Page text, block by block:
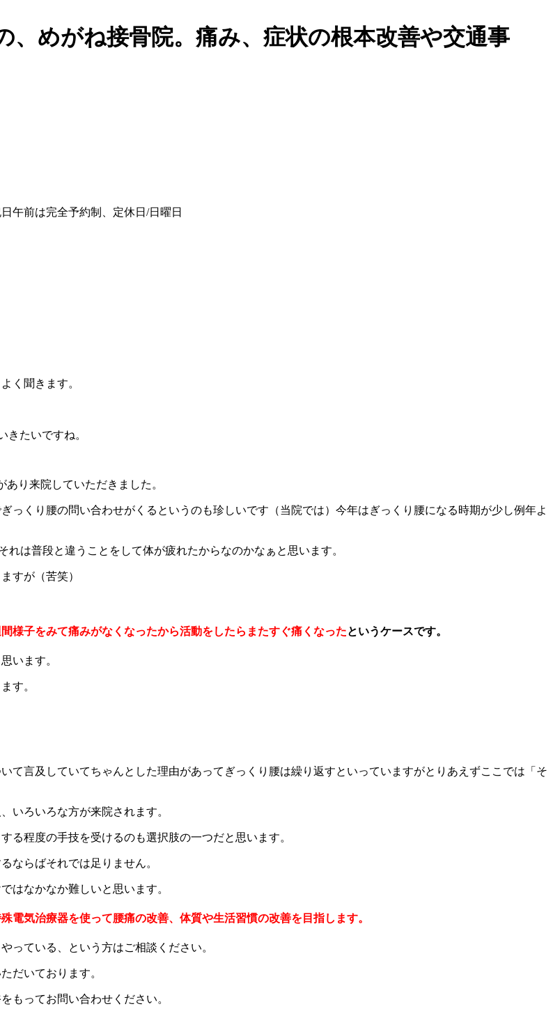
、めがね接骨院。痛み、症状の根本改善や交通事
く聞きます。
きたいですね。
り来院していただきました。
っくり腰の問い合わせがくるというのも珍しいです（当院では）今年はぎっくり腰になる時期が少し例年よ
は普段と違うことをして体が疲れたからなのかなぁと思います。
すが（苦笑）
様子をみて痛みがなくなったから活動をしたらまたすぐ痛くなったというケースです。
います。
す。
て言及していてちゃんとした理由があってぎっくり腰は繰り返すといっていますがとりあえずここでは「そ
いろいろな方が来院されます。
る程度の手技を受けるのも選択肢の一つだと思います。
ならばそれでは足りません。
はなかなか難しいと思います。
気治療器を使って腰痛の改善、体質や生活習慣の改善を目指します。
っている、という方はご相談ください。
だいております。
もってお問い合わせください。